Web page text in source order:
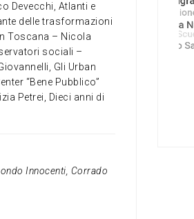
Devecchi, Atlanti e
delle trasformazioni
Toscana – Nicola
sociali –
Gli Urban
“Bene Pubblico”
Petrei, Dieci anni di
Innocenti, Corrado